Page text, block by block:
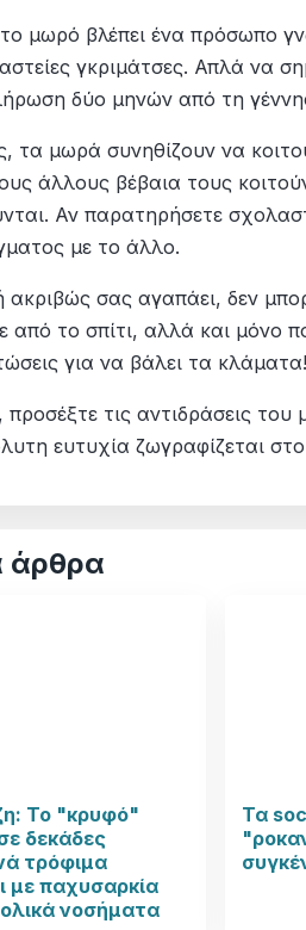
μωρό βλέπει ένα πρόσωπο
αστείες γκριμάτσες. Απλά να
δύο μηνών από τη
τα μωρά συνηθίζουν να
άλλους βέβαια τους
Αν παρατηρήσετε
με το άλλο.
ακριβώς σας αγαπάει, δεν
από το σπίτι, αλλά και μόνο
για να βάλει τα κλάματα!
προσέξτε τις αντιδράσεις
ευτυχία ζωγραφίζεται
άρθρα
Το "κρυφό"
δεκάδες
τρόφιμα
με παχυσαρκία
νοσήματα
Τα